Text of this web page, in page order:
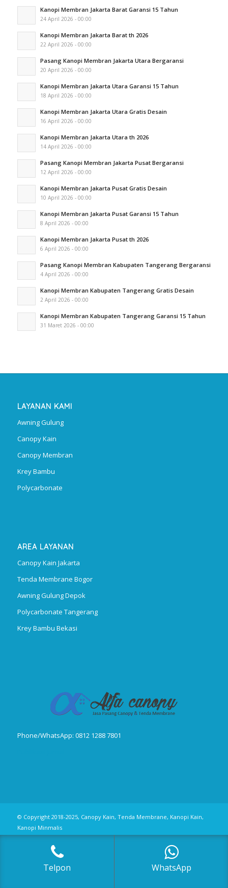
Kanopi Membran Jakarta Barat Garansi 15 Tahun
24 April 2026 - 00:00
Kanopi Membran Jakarta Barat th 2026
22 April 2026 - 00:00
Pasang Kanopi Membran Jakarta Utara Bergaransi
20 April 2026 - 00:00
Kanopi Membran Jakarta Utara Garansi 15 Tahun
18 April 2026 - 00:00
Kanopi Membran Jakarta Utara Gratis Desain
16 April 2026 - 00:00
Kanopi Membran Jakarta Utara th 2026
14 April 2026 - 00:00
Pasang Kanopi Membran Jakarta Pusat Bergaransi
12 April 2026 - 00:00
Kanopi Membran Jakarta Pusat Gratis Desain
10 April 2026 - 00:00
Kanopi Membran Jakarta Pusat Garansi 15 Tahun
8 April 2026 - 00:00
Kanopi Membran Jakarta Pusat th 2026
6 April 2026 - 00:00
Pasang Kanopi Membran Kabupaten Tangerang Bergaransi
4 April 2026 - 00:00
Kanopi Membran Kabupaten Tangerang Gratis Desain
2 April 2026 - 00:00
Kanopi Membran Kabupaten Tangerang Garansi 15 Tahun
31 Maret 2026 - 00:00
LAYANAN KAMI
Awning Gulung
Canopy Kain
Canopy Membran
Krey Bambu
Polycarbonate
AREA LAYANAN
Canopy Kain Jakarta
Tenda Membrane Bogor
Awning Gulung Depok
Polycarbonate Tangerang
Krey Bambu Bekasi
Phone/WhatsApp: 0812 1288 7801
© Copyright 2018-2025, Canopy Kain, Tenda Membrane, Kanopi Kain,
Kanopi Minmalis
Telpon WhatsApp